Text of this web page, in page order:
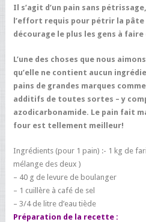
Il s’agit d’un pain sans
l’effort requis pour pétrir la pâte
décourage le plus les gens à faire
L’une des choses que nous
qu’elle ne contient aucun
pains de grandes marques
additifs de toutes sortes – y
azodicarbonamide. Le pain fait
four est tellement meilleur!
Ingrédients (pour 1 pain) :- 1 kg de
mélange des deux )
– 40 g de levure de boulanger
– 1 cuillère à café de sel
– 3/4 de litre d’eau tiède
Préparation de la recette :